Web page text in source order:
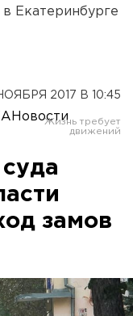
Екатеринбурге
НОЯБРЯ 2017 В 10:45
замов